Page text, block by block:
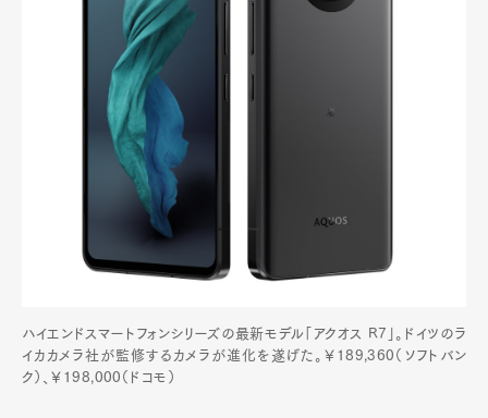
ハイエンドスマートフォンシリーズの最新モデル「アクオス R7」。ドイツのラ
イカカメラ社が監修するカメラが進化を遂げた。￥189,360（ソフトバン
ク）、￥198,000（ドコモ）